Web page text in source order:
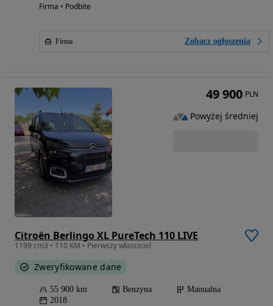
Firma • Podbite
Firma Zobacz ogłoszenia
Citroën Berlingo XL PureTech 110 LIVE
1199 cm3 • 110 KM • Pierwszy własciciel
Zweryfikowane dane
55 900 km Benzyna
Manualna
2018
49 900 PLN
Powyżej średniej